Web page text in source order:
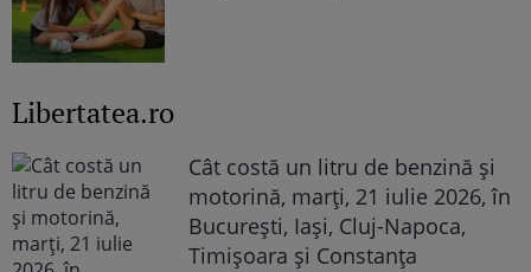
Libertatea.ro
Cât costă un litru de benzină și
motorină, marți, 21 iulie 2026, în
București, Iași, Cluj-Napoca,
Timișoara și Constanța